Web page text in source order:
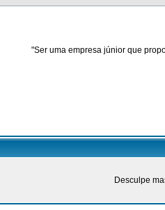
"Ser uma empresa júnior que
Desculpe